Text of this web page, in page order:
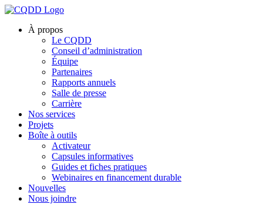
À propos
Le CQDD
Conseil d’administration
Équipe
Partenaires
Rapports annuels
Salle de presse
Carrière
Nos services
Projets
Boîte à outils
Activateur
Capsules informatives
Guides et fiches pratiques
Webinaires en financement durable
Nouvelles
Nous joindre